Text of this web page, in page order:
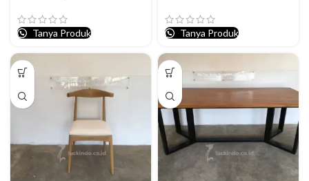
Tanya Produk Tanya Produk